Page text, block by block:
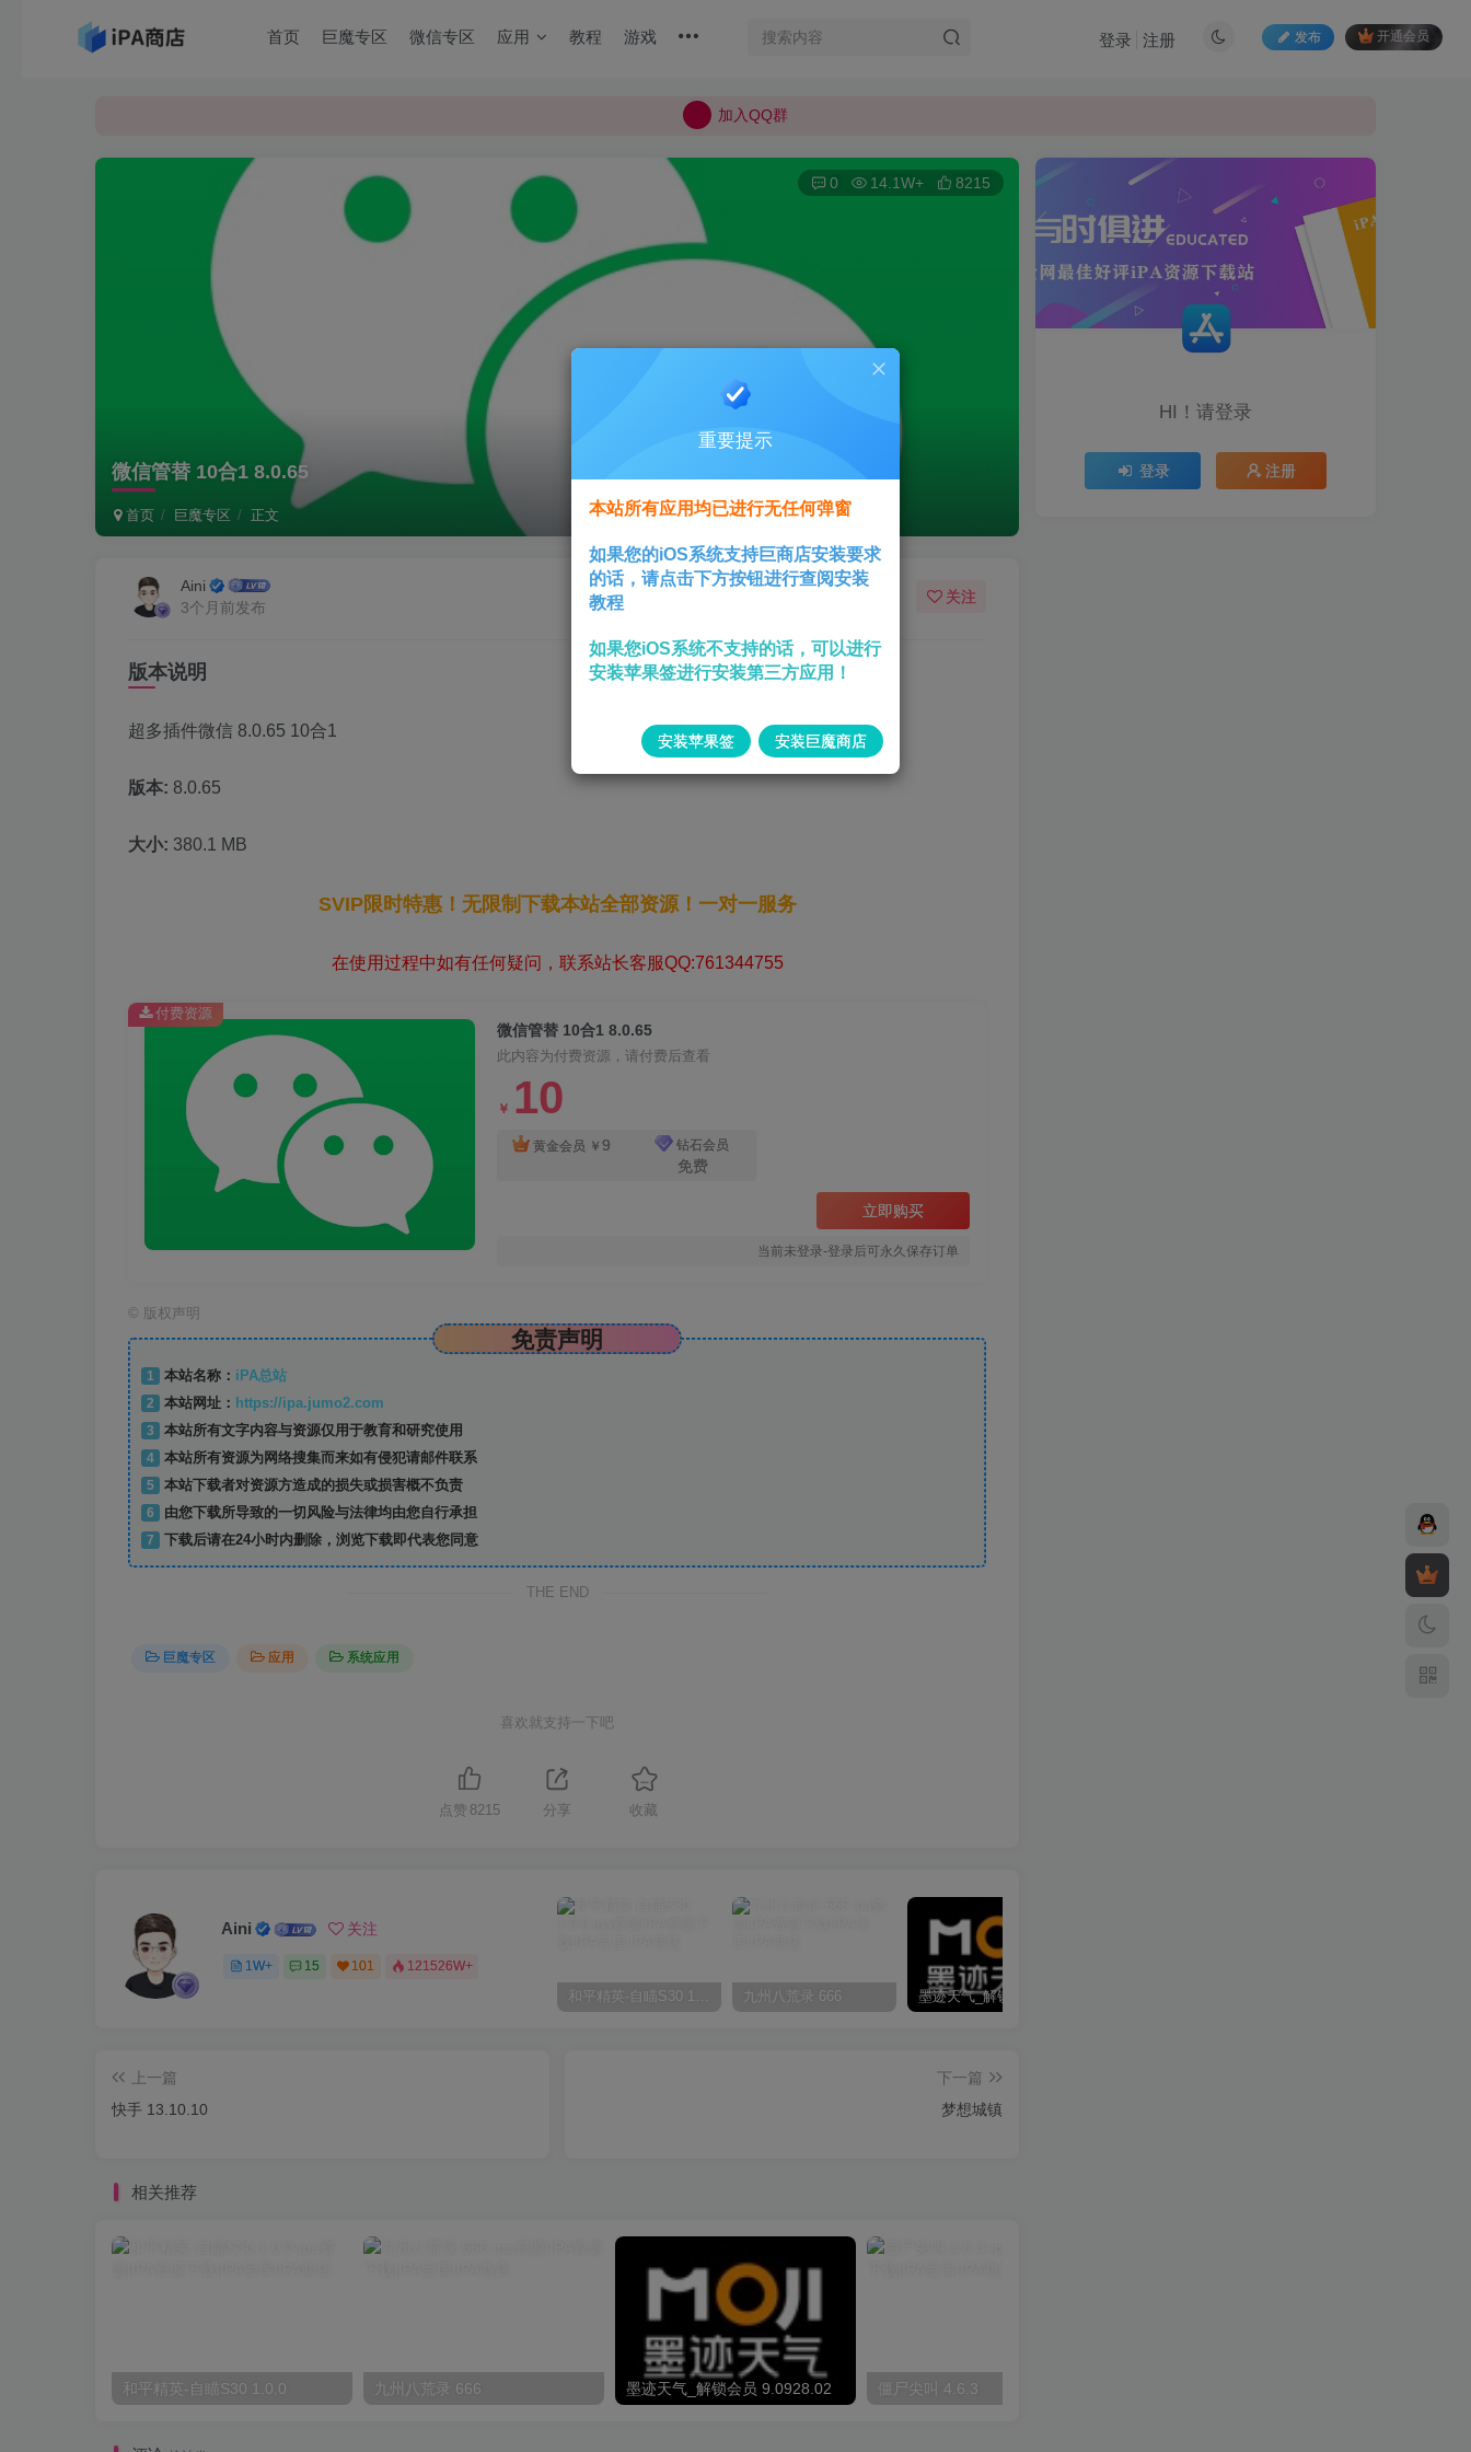
首页 巨魔专区 微信专区 应用 教程 游戏 发布 开通会员
登录 注册
所有上传的应用 均已通过 严格的安全检测
加入QQ群
微信管替 10合1 8.0.65
首页 巨魔专区 正文
0 14.1W+ 8215
Aini
3个月前发布
关注
版本说明
超多插件微信 8.0.65 10合1
版本: 8.0.65
大小: 380.1 MB
SVIP限时特惠！无限制下载本站全部资源！一对一服务
在使用过程中如有任何疑问，联系站长客服QQ:761344755
微信管替 10合1 8.0.65
此内容为付费资源，请付费后查看
￥ 10
黄金会员 ￥9 钻石会员
免费
立即购买
当前未登录-登录后可永久保存订单
付费资源
© 版权声明
免责声明
1 本站名称： iPA总站
2
本站网址： https://ipa.jumo2.com
3
本站所有文字内容与资源仅用于教育和研究使用
4
本站所有资源为网络搜集而来如有侵犯请邮件联系
5
本站下载者对资源方造成的损失或损害概不负责
6
由您下载所导致的一切风险与法律均由您自行承担
7
下载后请在24小时内删除，浏览下载即代表您同意
THE END
巨魔专区 应用 系统应用
喜欢就支持一下吧
点赞 8215 分享 收藏
Aini 关注
1W+ 15 101
121526W+
和平精英-自瞄S30 1.0.0
九州八荒录 666
上一篇
快手 13.10.10
下一篇
梦想城镇
相关推荐
和平精英-自瞄S30 1.0.0 九州八荒录 666 墨迹天气_解锁会员 9.0928.02 僵尸尖叫 4.6.3
HI！请登录
登录 注册
重要提示
本站所有应用均已进行无任何弹窗
如果您的iOS系统支持巨商店安装要求
的话，请点击下方按钮进行查阅安装
教程
如果您iOS系统不支持的话，可以进行
安装苹果签进行安装第三方应用！
安装苹果签 安装巨魔商店